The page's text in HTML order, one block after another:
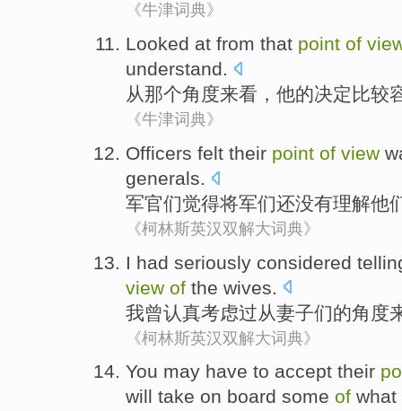
《牛津词典》
Looked at from that point of
understand.
从那个角度来看， 他的决定 比较
《牛津词典》
Officers felt their point of view
generals.
军官们觉得将军们还没有理解他
《柯林斯英汉双解大词典》
I had seriously considered
view of the wives
我曾认真考虑过从妻子们的角度
《柯林斯英汉双解大词典》
You may have to accept their
will take on board some of what